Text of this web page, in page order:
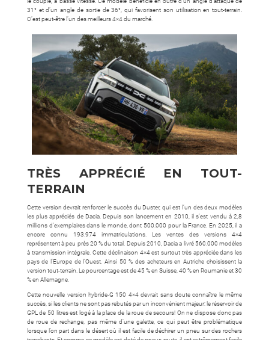
31° et d’un angle de sortie de 36°, qui favorisent son utilisation en tout-terrain.
C’est peut-être l’un des meilleurs 4×4 du marché.
TRÈS APPRÉCIÉ EN TOUT-
TERRAIN
Cette version devrait renforcer le succès du Duster, qui est l’un des deux modèles
les plus appréciés de Dacia. Depuis son lancement en 2010, il s’est vendu à 2,8
millions d’exemplaires dans le monde, dont 500.000 pour la France. En 2025, il a
encore connu 193.974 immatriculations. Les ventes des versions 4×4
représentent à peu près 20 % du total. Depuis 2010, Dacia a livré 560.000 modèles
à transmission intégrale. Cette déclinaison 4×4 est surtout très appréciée dans les
pays de l’Europe de l’Ouest. Ainsi 50 % des acheteurs en Autriche choisissent la
version tout-terrain. Le pourcentage est de 45 % en Suisse, 40 % en Roumanie et 30
% en Allemagne.
Cette nouvelle version hybride-G 150 4×4 devrait sans doute connaître le même
succès, si les clients ne sont pas rebutés par un inconvénient majeur: le réservoir de
GPL de 50 litres est logé à la place de la roue de secours! On ne dispose donc pas
de roue de rechange, pas même d’une galette, ce qui peut être problématique
lorsque l’on part dans le désert où il est facile de déchirer un pneu sur des rochers